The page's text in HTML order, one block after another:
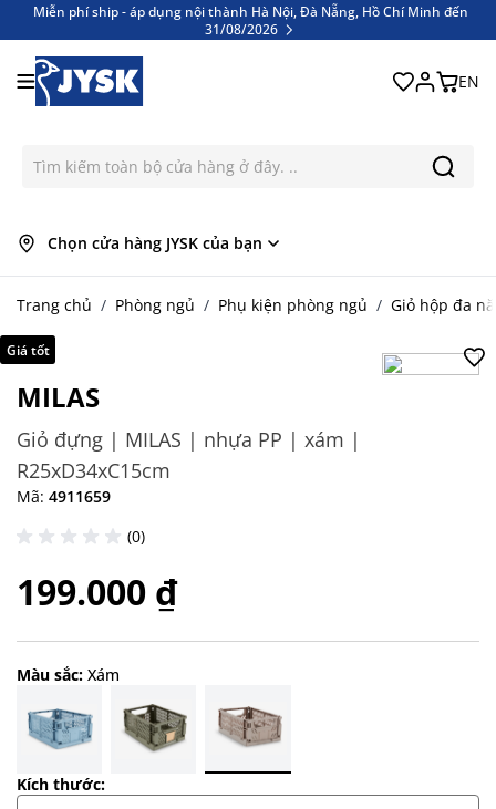
Miễn phí ship - áp dụng nội thành Hà Nội, Đà Nẵng, Hồ Chí Minh đến
31/08/2026
EN
Chọn cửa hàng JYSK của bạn
Trang chủ / Phòng ngủ / Phụ kiện phòng ngủ / Giỏ hộp đa
Giá tốt
MILAS
Giỏ đựng | MILAS | nhựa PP | xám |
R25xD34xC15cm
Mã: 4911659
(0)
199.000 ₫
Màu sắc: Xám
Kích thước: